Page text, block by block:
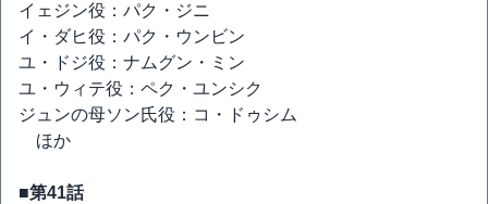
イェジン役：パク・ジニ
イ・ダヒ役：パク・ウンビン
ユ・ドジ役：ナムグン・ミン
ユ・ウィテ役：ペク・ユンシク
ジュンの母ソン氏役：コ・ドゥシム
ほか
■第41話